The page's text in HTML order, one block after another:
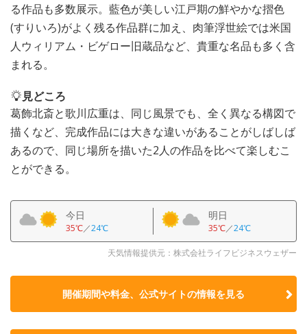
る作品も多数展示。藍色が美しい江戸期の鮮やかな摺色
(すりいろ)がよく残る作品群に加え、肉筆浮世絵では米国
人ウィリアム・ビゲロー旧蔵品など、貴重な名品も多く含
まれる。
見どころ
葛飾北斎と歌川広重は、同じ風景でも、全く異なる構図で
描くなど、完成作品には大きな違いがあることがしばしば
あるので、同じ場所を描いた2人の作品を比べて楽しむこ
とができる。
今日
35℃／24℃
明日
35℃／24℃
天気情報提供元：株式会社ライフビジネスウェザー
開催期間や料金、公式サイトの情報を見る